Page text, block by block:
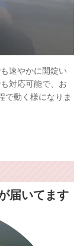
速やかに開錠い
対応可能で、お
で動く様になりま
届いてます